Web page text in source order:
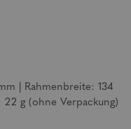
| Rahmenbreite: 134
22 g (ohne Verpackung)